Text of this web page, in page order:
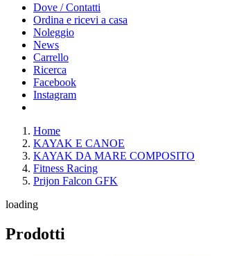
Dove / Contatti
Ordina e ricevi a casa
Noleggio
News
Carrello
Ricerca
Facebook
Instagram
Home
KAYAK E CANOE
KAYAK DA MARE COMPOSITO
Fitness Racing
Prijon Falcon GFK
loading
Prodotti